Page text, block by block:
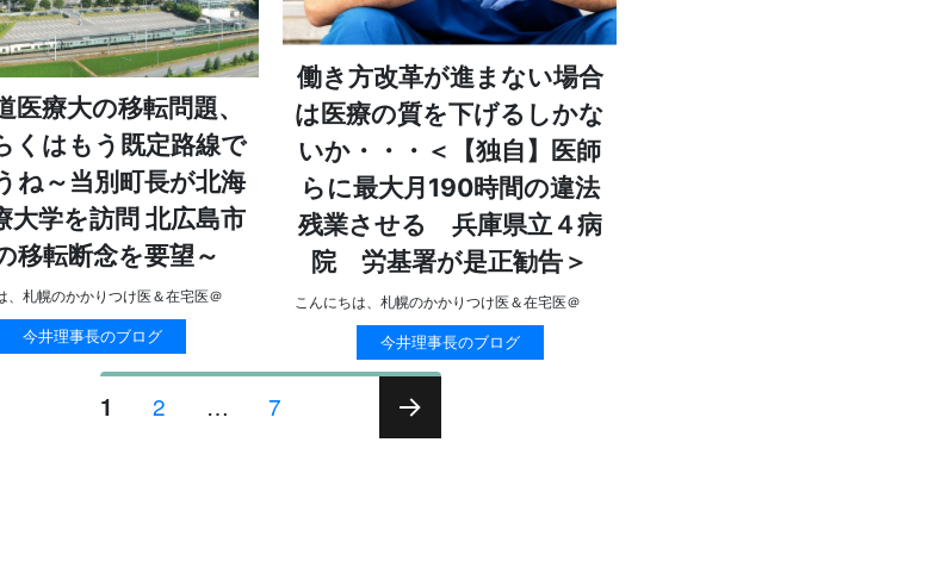
医療大の移転問題、
くはもう既定路線で
ね～当別町長が北海
大学を訪問 北広島市
移転断念を要望～
、札幌のかかりつけ医＆在宅医＠
今井理事長のブログ
働き方改革が進まない場合
は医療の質を下げるしかな
いか・・・＜【独自】医師
らに最大月190時間の違法
残業させる 兵庫県立４病
院 労基署が是正勧告＞
こんにちは、札幌のかかりつけ医＆在宅医＠
今井理事長のブログ
投
稿
ペ
1 ペ
2 … ペ
7